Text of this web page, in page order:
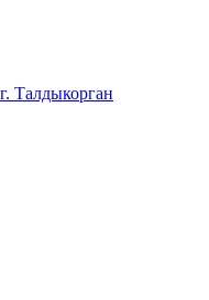
Талдыкорган